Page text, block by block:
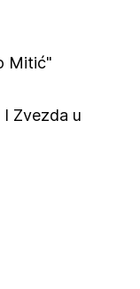
Mitić"
I Zvezda u